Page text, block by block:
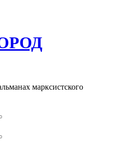
марксистского